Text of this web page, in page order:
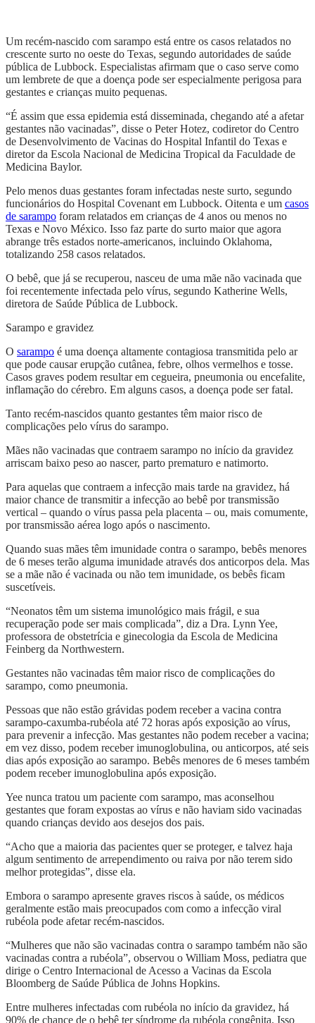
Um recém-nascido com sarampo está entre os casos relatados no
crescente surto no oeste do Texas, segundo autoridades de saúde
pública de Lubbock. Especialistas afirmam que o caso serve como
um lembrete de que a doença pode ser especialmente perigosa para
gestantes e crianças muito pequenas.
“É assim que essa epidemia está disseminada, chegando até a afetar
gestantes não vacinadas”, disse o Peter Hotez, codiretor do Centro
de Desenvolvimento de Vacinas do Hospital Infantil do Texas e
diretor da Escola Nacional de Medicina Tropical da Faculdade de
Medicina Baylor.
Pelo menos duas gestantes foram infectadas neste surto, segundo
funcionários do Hospital Covenant em Lubbock. Oitenta e um casos
de sarampo foram relatados em crianças de 4 anos ou menos no
Texas e Novo México. Isso faz parte do surto maior que agora
abrange três estados norte-americanos, incluindo Oklahoma,
totalizando 258 casos relatados.
O bebê, que já se recuperou, nasceu de uma mãe não vacinada que
foi recentemente infectada pelo vírus, segundo Katherine Wells,
diretora de Saúde Pública de Lubbock.
Sarampo e gravidez
O sarampo é uma doença altamente contagiosa transmitida pelo ar
que pode causar erupção cutânea, febre, olhos vermelhos e tosse.
Casos graves podem resultar em cegueira, pneumonia ou encefalite,
inflamação do cérebro. Em alguns casos, a doença pode ser fatal.
Tanto recém-nascidos quanto gestantes têm maior risco de
complicações pelo vírus do sarampo.
Mães não vacinadas que contraem sarampo no início da gravidez
arriscam baixo peso ao nascer, parto prematuro e natimorto.
Para aquelas que contraem a infecção mais tarde na gravidez, há
maior chance de transmitir a infecção ao bebê por transmissão
vertical – quando o vírus passa pela placenta – ou, mais comumente,
por transmissão aérea logo após o nascimento.
Quando suas mães têm imunidade contra o sarampo, bebês menores
de 6 meses terão alguma imunidade através dos anticorpos dela. Mas
se a mãe não é vacinada ou não tem imunidade, os bebês ficam
suscetíveis.
“Neonatos têm um sistema imunológico mais frágil, e sua
recuperação pode ser mais complicada”, diz a Dra. Lynn Yee,
professora de obstetrícia e ginecologia da Escola de Medicina
Feinberg da Northwestern.
Gestantes não vacinadas têm maior risco de complicações do
sarampo, como pneumonia.
Pessoas que não estão grávidas podem receber a vacina contra
sarampo-caxumba-rubéola até 72 horas após exposição ao vírus,
para prevenir a infecção. Mas gestantes não podem receber a vacina;
em vez disso, podem receber imunoglobulina, ou anticorpos, até seis
dias após exposição ao sarampo. Bebês menores de 6 meses também
podem receber imunoglobulina após exposição.
Yee nunca tratou um paciente com sarampo, mas aconselhou
gestantes que foram expostas ao vírus e não haviam sido vacinadas
quando crianças devido aos desejos dos pais.
“Acho que a maioria das pacientes quer se proteger, e talvez haja
algum sentimento de arrependimento ou raiva por não terem sido
melhor protegidas”, disse ela.
Embora o sarampo apresente graves riscos à saúde, os médicos
geralmente estão mais preocupados com como a infecção viral
rubéola pode afetar recém-nascidos.
“Mulheres que não são vacinadas contra o sarampo também não são
vacinadas contra a rubéola”, observou o William Moss, pediatra que
dirige o Centro Internacional de Acesso a Vacinas da Escola
Bloomberg de Saúde Pública de Johns Hopkins.
Entre mulheres infectadas com rubéola no início da gravidez, há
90% de chance de o bebê ter síndrome da rubéola congênita. Isso